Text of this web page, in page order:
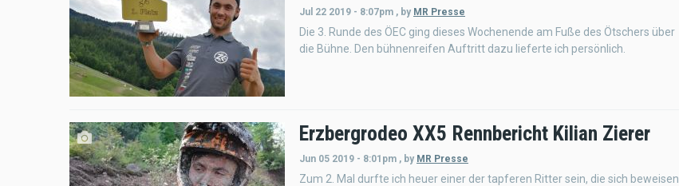
Jul 22 2019 - 8:07pm , by MR Presse
Die 3. Runde des ÖEC ging dieses Wochenende am Fuße des Ötschers über
die Bühne. Den bühnenreifen Auftritt dazu lieferte ich persönlich.
Erzbergrodeo XX5 Rennbericht Kilian Zierer
Jun 05 2019 - 8:01pm , by MR Presse
Zum 2. Mal durfte ich heuer einer der tapferen Ritter sein, die sich beweisen